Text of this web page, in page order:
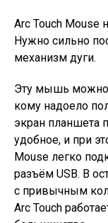
Arc Touch Mouse
Нужно сильно
механизм дуги.
Эту мышь можно
кому надоело
экран планшета
удобное, и при
Mouse легко
разъём USB. В
с привычным
Arc Touch